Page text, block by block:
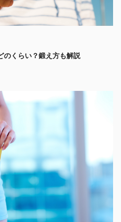
のくらい？鍛え方も解説